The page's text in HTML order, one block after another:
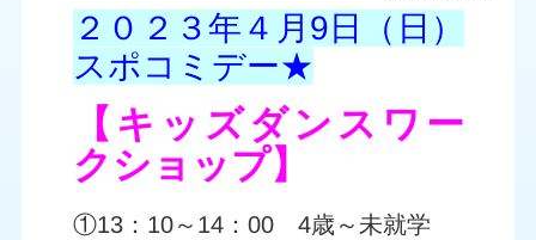
２０２３年４月9日（日）
スポコミデー★
【キッズダンスワー
クショップ】
①13：10～14：00 4歳～未就学